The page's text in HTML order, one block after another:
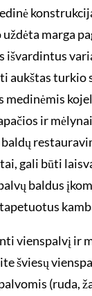
marga
išvardintus
aukštas turkio
medinėmis
ir
gali būti
baldus
vienspalvį ir
šviesų
(ruda,